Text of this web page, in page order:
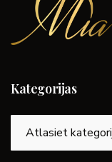
Kategorijas